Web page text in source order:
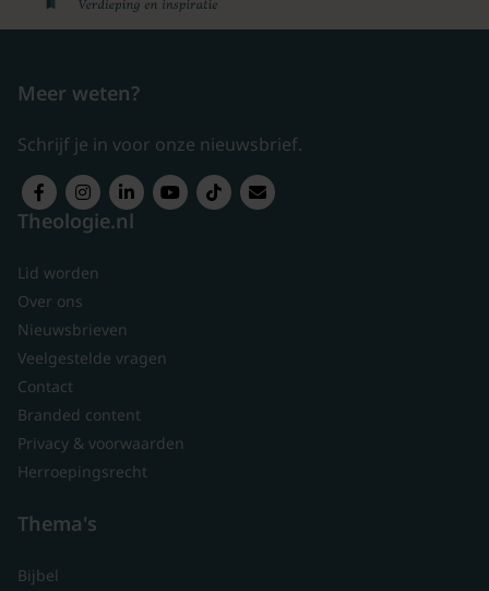
Meer weten?
Schrijf je in voor onze nieuwsbrief.
Theologie.nl
Lid worden
Over ons
Nieuwsbrieven
Veelgestelde vragen
Contact
Branded content
Privacy & voorwaarden
Herroepingsrecht
Thema's
Bijbel